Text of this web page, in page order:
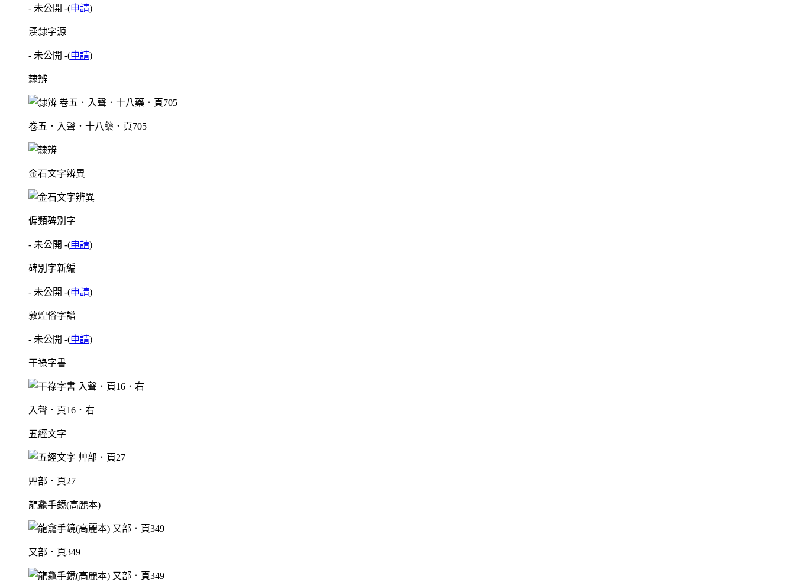
- 未公開 -(申請)
漢隸字源
- 未公開 -(申請)
隸辨
卷五．入聲．十八藥．頁705
金石文字辨異
偏類碑別字
- 未公開 -(申請)
碑別字新編
- 未公開 -(申請)
敦煌俗字譜
- 未公開 -(申請)
干祿字書
入聲．頁16．右
五經文字
艸部．頁27
龍龕手鏡(高麗本)
又部．頁349